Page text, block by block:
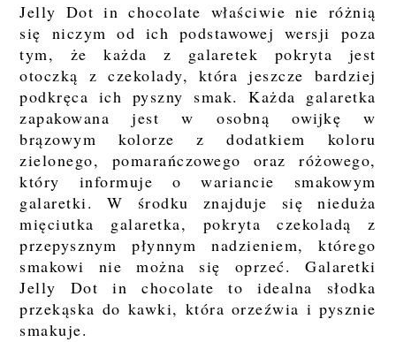
Jelly Dot in chocolate właściwie nie różnią
się niczym od ich podstawowej wersji poza
tym, że każda z galaretek pokryta jest
otoczką z czekolady, która jeszcze bardziej
podkręca ich pyszny smak. Każda galaretka
zapakowana jest w osobną owijkę w
brązowym kolorze z dodatkiem koloru
zielonego, pomarańczowego oraz różowego,
który informuje o wariancie smakowym
galaretki. W środku znajduje się nieduża
mięciutka galaretka, pokryta czekoladą z
przepysznym płynnym nadzieniem, którego
smakowi nie można się oprzeć. Galaretki
Jelly Dot in chocolate to idealna słodka
przekąska do kawki, która orzeźwia i pysznie
smakuje.